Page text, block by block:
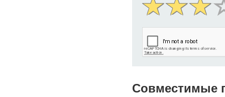
Совместимые